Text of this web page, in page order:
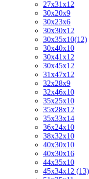
27х31х12
30х20х9
30х23х6
30х30х12
30х35х10(12)
30х40х10
30х41х12
30х45х12
31х47х12
32х28х9
32х46х10
35х25х10
35х28х12
35х33х14
36х24х10
38х32х10
40х30х10
40х30х16
44х35х10
45х34х12 (13)